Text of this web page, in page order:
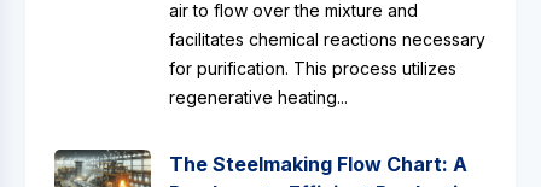
air to flow over the mixture and
facilitates chemical reactions necessary
for purification. This process utilizes
regenerative heating...
The Steelmaking Flow Chart: A